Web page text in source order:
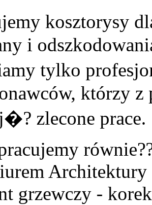
kosztorysy
i
tylko
którzy z
zlecone prace.
Architektury
grzewczy -